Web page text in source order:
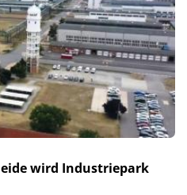
wird Industriepark